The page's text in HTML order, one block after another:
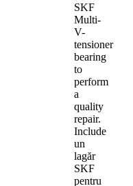
SKF
Multi-
V-
tensioner
bearing
to
perform
a
quality
repair.
Include
un
lagăr
SKF
pentru